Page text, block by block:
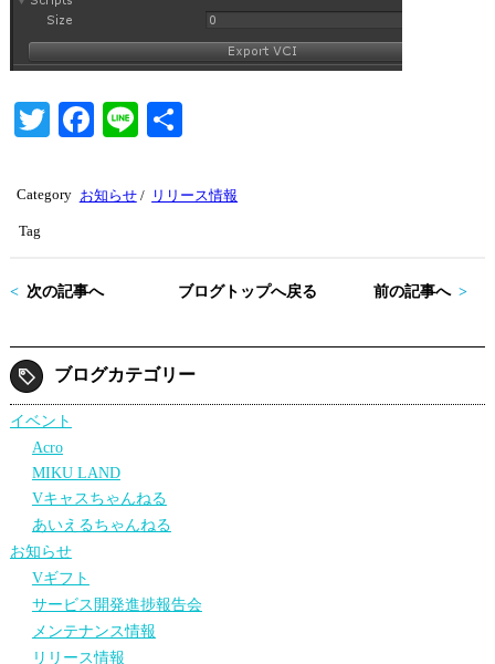
T
tte
Fa
bo
Li
Category お知らせ/ リリース情報
Tag
次の記事へ ブログトップへ戻る 前の記事へ
ブログカテゴリー
イベント
Acro
MIKU LAND
Vキャスちゃんねる
あいえるちゃんねる
お知らせ
Vギフト
サービス開発進捗報告会
メンテナンス情報
リリース情報